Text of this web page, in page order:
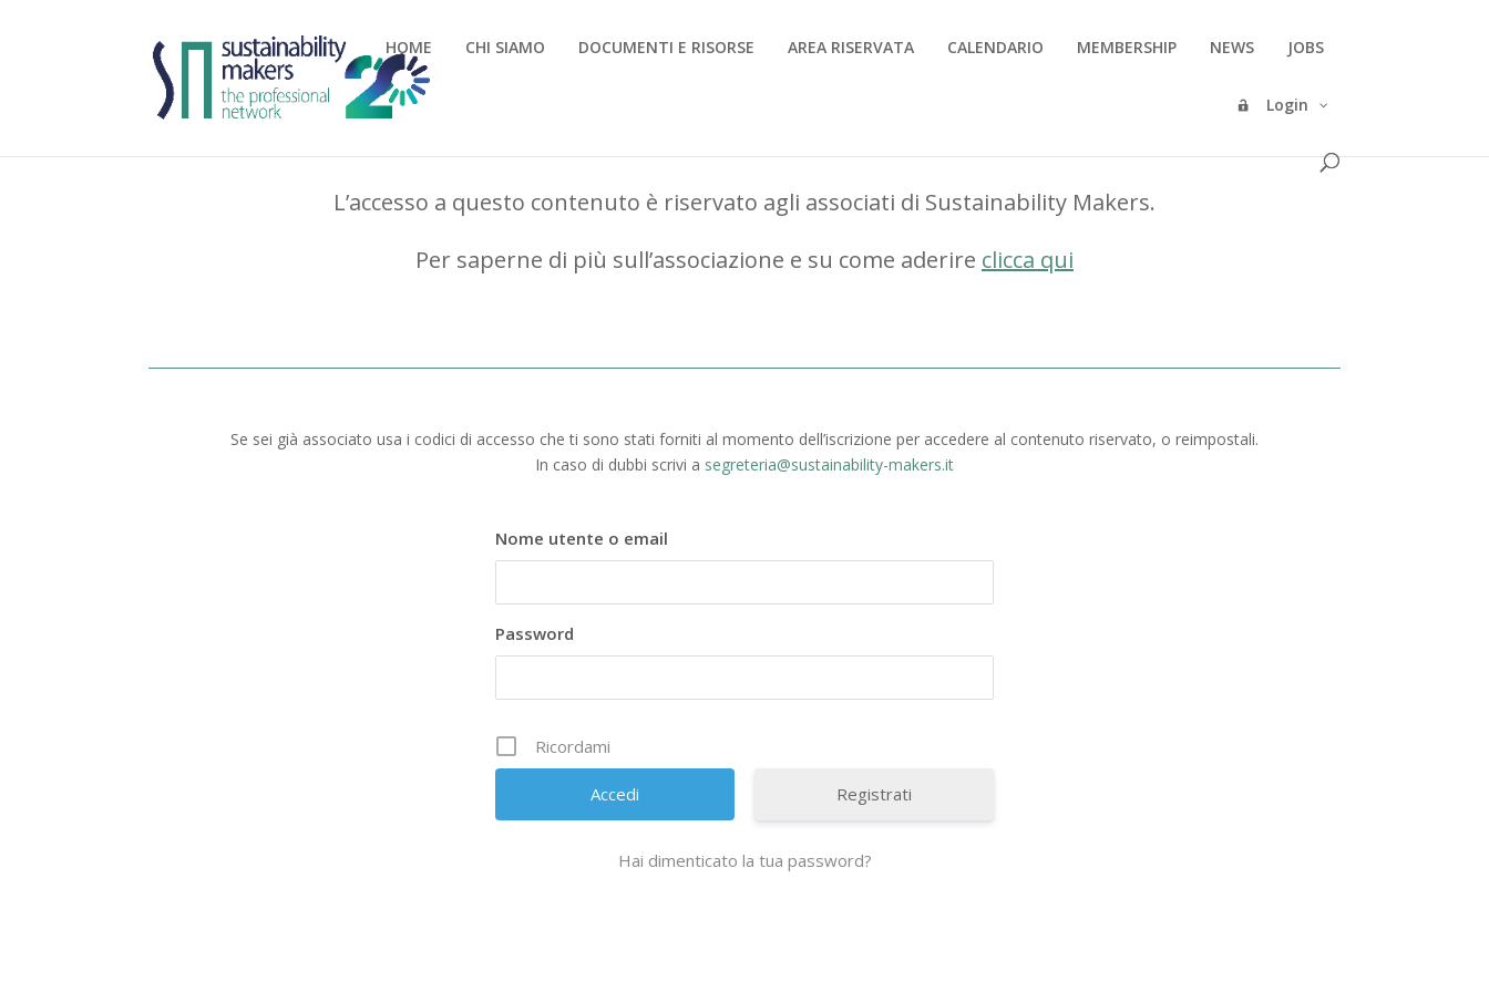
HOME CHI SIAMO DOCUMENTI E RISORSE AREA RISERVATA CALENDARIO MEMBERSHIP NEWS JOBS
Login
L’accesso a questo contenuto è riservato agli associati di Sustainability Makers.
Per saperne di più sull’associazione e su come aderire clicca qui
Se sei già associato usa i codici di accesso che ti sono stati forniti al momento dell’iscrizione per accedere al contenuto riservato, o reimpostali.
In caso di dubbi scrivi a segreteria@sustainability-makers.it
Nome utente o email
Password
Ricordami
Registrati
Hai dimenticato la tua password?